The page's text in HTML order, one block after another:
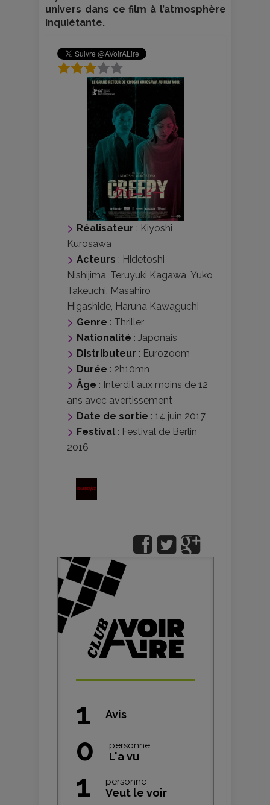
univers dans ce film à l’atmosphère
inquiétante.
Réalisateur : Kiyoshi
Kurosawa
Acteurs : Hidetoshi
Nishijima, Teruyuki Kagawa, Yuko
Takeuchi, Masahiro
Higashide, Haruna Kawaguchi
Genre : Thriller
Nationalité : Japonais
Distributeur : Eurozoom
Durée : 2h10mn
Âge : Interdit aux moins de 12
ans avec avertissement
Date de sortie : 14 juin 2017
Festival : Festival de Berlin
2016
1 Avis
0 personne
L'a vu
1 personne
Veut le voir